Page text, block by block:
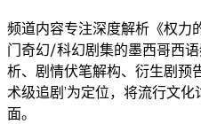
频道内容专注深度解析《权力
门奇幻/科幻剧集的墨西哥西
析、剧情伏笔解构、衍生剧预
术级追剧’为定位，将流行文
面。